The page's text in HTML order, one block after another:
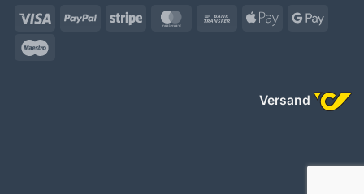
Visa PayPal Stripe MasterCard
Bank
Apple
Versand